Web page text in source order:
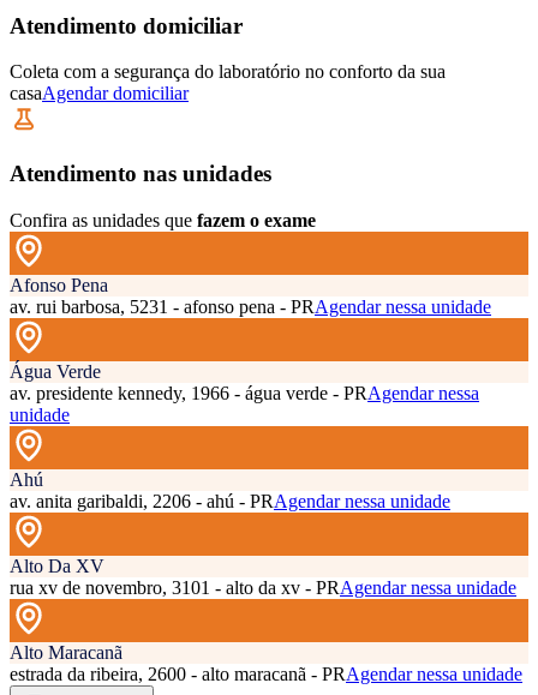
Atendimento domiciliar
Coleta com a segurança do laboratório no conforto da sua
casaAgendar domiciliar
Atendimento nas unidades
Confira as unidades que fazem o exame
Afonso Pena
av. rui barbosa, 5231 - afonso pena - PRAgendar nessa unidade
Água Verde
av. presidente kennedy, 1966 - água verde - PRAgendar nessa
unidade
Ahú
av. anita garibaldi, 2206 - ahú - PRAgendar nessa unidade
Alto Da XV
rua xv de novembro, 3101 - alto da xv - PRAgendar nessa unidade
Alto Maracanã
estrada da ribeira, 2600 - alto maracanã - PRAgendar nessa unidade